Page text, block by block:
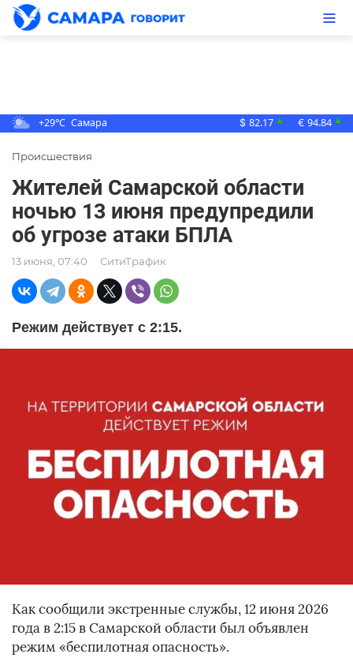
+29°C Самара $ 82.17 ▲ € 94.84 ▲
Происшествия
Жителей Самарской области
ночью 13 июня предупредили
об угрозе атаки БПЛА
13 июня, 07:40 СитиТрафик
Режим действует с 2:15.
Как сообщили экстренные службы, 12 июня 2026
года в 2:15 в Самарской области был объявлен
режим «беспилотная опасность».